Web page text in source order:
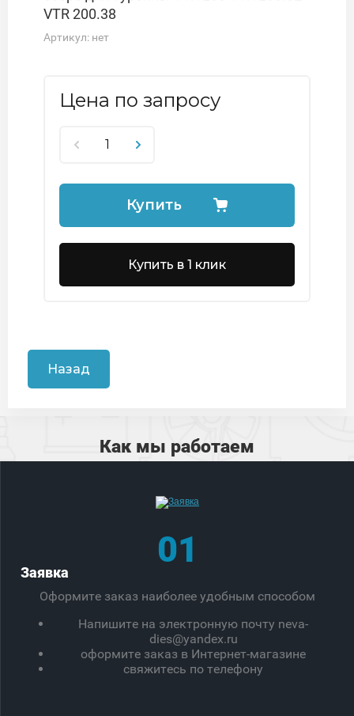
VTR 200.38
Артикул: нет
Цена по запросу
Купить
Купить в 1 клик
Назад
Как мы работаем
01
Заявка
Оформите заказ наиболее удобным способом
Напишите на электронную почту neva-
dies@yandex.ru
оформите заказ в Интернет-магазине
свяжитесь по телефону